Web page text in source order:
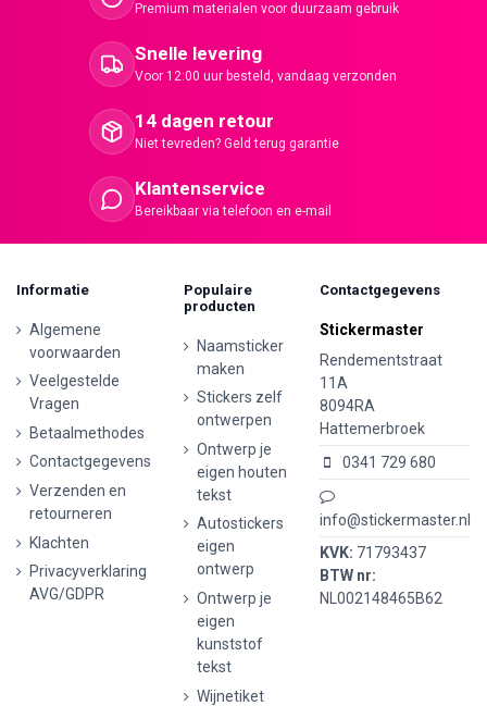
Premium materialen voor duurzaam gebruik
Snelle levering
Voor 12:00 uur besteld, vandaag verzonden
14 dagen retour
Niet tevreden? Geld terug garantie
Klantenservice
Bereikbaar via telefoon en e-mail
Informatie
Algemene
voorwaarden
Veelgestelde
Vragen
Betaalmethodes
Contactgegevens
Verzenden en
retourneren
Klachten
Privacyverklaring
AVG/GDPR
Populaire
producten
Naamsticker
maken
Stickers zelf
ontwerpen
Ontwerp je
eigen houten
tekst
Autostickers
eigen
ontwerp
Ontwerp je
eigen
kunststof
tekst
Wijnetiket
Contactgegevens
Stickermaster
Rendementstraat
11A
8094RA
Hattemerbroek
0341 729 680
info@stickermaster.nl
KVK: 71793437
BTW nr:
NL002148465B62